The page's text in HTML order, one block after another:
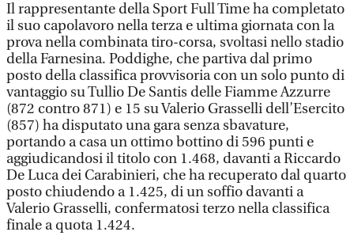
Il rappresentante della Sport Full Time ha completato
il suo capolavoro nella terza e ultima giornata con la
prova nella combinata tiro-corsa, svoltasi nello stadio
della Farnesina. Poddighe, che partiva dal primo
posto della classifica provvisoria con un solo punto di
vantaggio su Tullio De Santis delle Fiamme Azzurre
(872 contro 871) e 15 su Valerio Grasselli dell’Esercito
(857) ha disputato una gara senza sbavature,
portando a casa un ottimo bottino di 596 punti e
aggiudicandosi il titolo con 1.468, davanti a Riccardo
De Luca dei Carabinieri, che ha recuperato dal quarto
posto chiudendo a 1.425, di un soffio davanti a
Valerio Grasselli, confermatosi terzo nella classifica
finale a quota 1.424.